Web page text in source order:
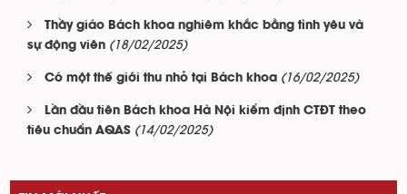
Thầy giáo Bách khoa nghiêm khắc bằng tình yêu và
sự động viên (18/02/2025)
Có một thế giới thu nhỏ tại Bách khoa (16/02/2025)
Lần đầu tiên Bách khoa Hà Nội kiểm định CTĐT theo
tiêu chuẩn AQAS (14/02/2025)